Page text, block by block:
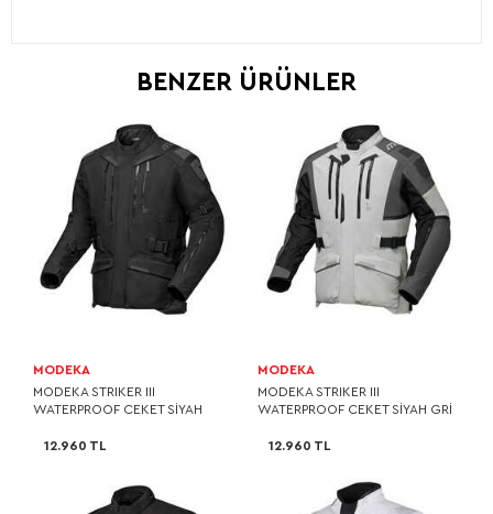
BENZER ÜRÜNLER
MODEKA
MODEKA STRIKER III
WATERPROOF CEKET SİYAH
12.960 TL
MODEKA
MODEKA STRIKER III
WATERPROOF CEKET SİYAH GRİ
12.960 TL